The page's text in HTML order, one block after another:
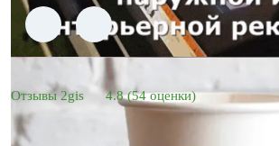
Отзывы 2gis 4.8(54 оценки)